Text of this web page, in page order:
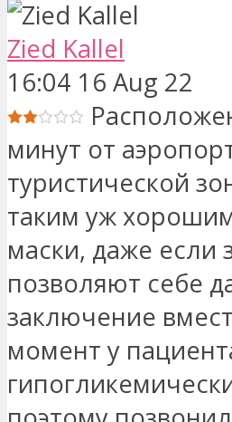
Zied Kallel
16:04 16 Aug 22
минут от
туристической
таким уж
маски, даже если
позволяют себе
заключение
момент у